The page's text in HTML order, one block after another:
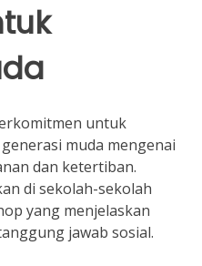
untuk
muda mengenai
dan ketertiban.
di sekolah-sekolah
yang menjelaskan
jawab sosial.